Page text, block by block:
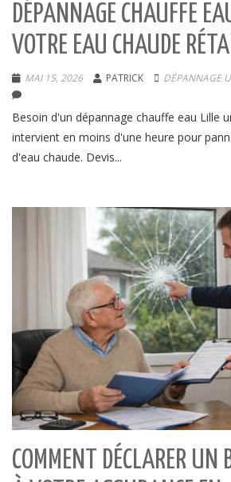
DÉPANNAGE CHAUFFE
VOTRE EAU CHAUDE
MAI 15, 2026 PATRICK DÉPANNAGE
Besoin d'un dépannage chauffe eau Lille
intervient en moins d'une heure pour
d'eau chaude. Devis...
COMMENT DÉCLARER UN